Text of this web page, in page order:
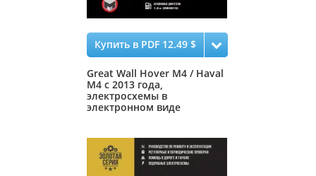
Купить в PDF 12.49 $
Great Wall Hover M4 / Haval
M4 с 2013 года,
электросхемы в
электронном виде